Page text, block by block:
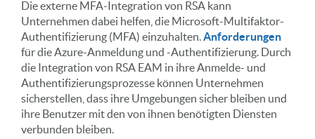
Die externe MFA-Integration von RSA kann
Unternehmen dabei helfen, die Microsoft-Multifaktor-
Authentifizierung (MFA) einzuhalten. Anforderungen
für die Azure-Anmeldung und -Authentifizierung. Durch
die Integration von RSA EAM in ihre Anmelde- und
Authentifizierungsprozesse können Unternehmen
sicherstellen, dass ihre Umgebungen sicher bleiben und
ihre Benutzer mit den von ihnen benötigten Diensten
verbunden bleiben.